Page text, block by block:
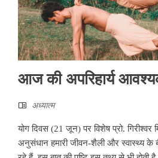
आज की अपरिहार्य
अध्यात्म
योग दिवस (21 जून) पर विशेष प्रो. गिरीश्वर
अनुसंधान हमारी जीवन-शैली और स्वास्थ्य के